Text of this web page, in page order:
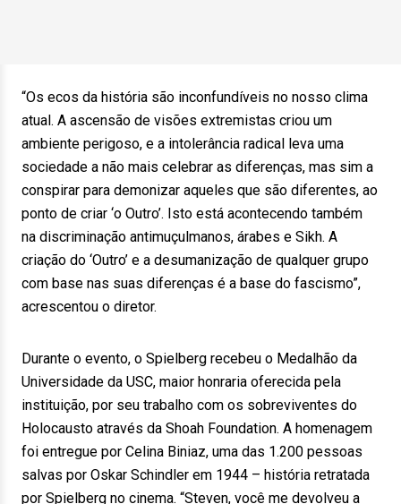
“Os ecos da história são inconfundíveis no nosso clima
atual. A ascensão de visões extremistas criou um
ambiente perigoso, e a intolerância radical leva uma
sociedade a não mais celebrar as diferenças, mas sim a
conspirar para demonizar aqueles que são diferentes, ao
ponto de criar ‘o Outro’. Isto está acontecendo também
na discriminação antimuçulmanos, árabes e Sikh. A
criação do ‘Outro’ e a desumanização de qualquer grupo
com base nas suas diferenças é a base do fascismo”,
acrescentou o diretor.
Durante o evento, o Spielberg recebeu o Medalhão da
Universidade da USC, maior honraria oferecida pela
instituição, por seu trabalho com os sobreviventes do
Holocausto através da Shoah Foundation. A homenagem
foi entregue por Celina Biniaz, uma das 1.200 pessoas
salvas por Oskar Schindler em 1944 – história retratada
por Spielberg no cinema. “Steven, você me devolveu a